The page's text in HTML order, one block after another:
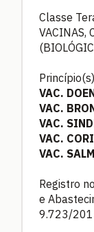
Classe
VACINAS,
VAC.
VAC.
VAC.
VAC.
VAC.
Registro
e
9.723/